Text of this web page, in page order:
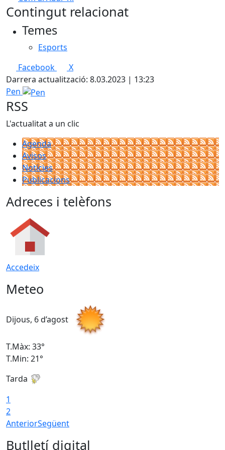
+
Contingut relacionat
Temes
Esports
Facebook
X
Darrera actualització: 8.03.2023 | 13:23
Pen
RSS
L'actualitat a un clic
Agenda
Avisos
Notícies
Publicacions
Adreces i telèfons
Accedeix
Meteo
Dijous, 6 d’agost
T.Màx: 33°
T.Min: 21°
Tarda
1
2
AnteriorSegüent
Butlletí digital